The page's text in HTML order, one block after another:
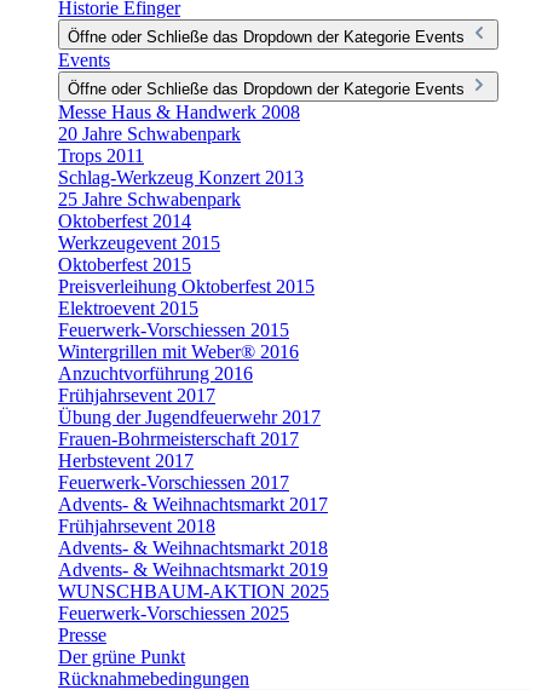
Historie Efinger
Öffne oder Schließe das Dropdown der Kategorie Events
Events
Öffne oder Schließe das Dropdown der Kategorie Events
Messe Haus & Handwerk 2008
20 Jahre Schwabenpark
Trops 2011
Schlag-Werkzeug Konzert 2013
25 Jahre Schwabenpark
Oktoberfest 2014
Werkzeugevent 2015
Oktoberfest 2015
Preisverleihung Oktoberfest 2015
Elektroevent 2015
Feuerwerk-Vorschiessen 2015
Wintergrillen mit Weber® 2016
Anzuchtvorführung 2016
Frühjahrsevent 2017
Übung der Jugendfeuerwehr 2017
Frauen-Bohrmeisterschaft 2017
Herbstevent 2017
Feuerwerk-Vorschiessen 2017
Advents- & Weihnachtsmarkt 2017
Frühjahrsevent 2018
Advents- & Weihnachtsmarkt 2018
Advents- & Weihnachtsmarkt 2019
WUNSCHBAUM-AKTION 2025
Feuerwerk-Vorschiessen 2025
Presse
Der grüne Punkt
Rücknahmebedingungen